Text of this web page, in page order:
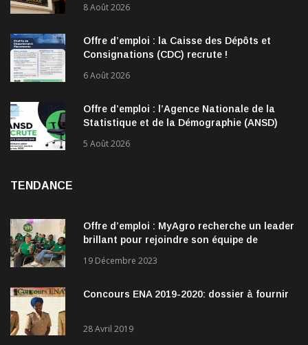
8 Août 2026
Offre d’emploi : la Caisse des Dépôts et
Consignations (CDC) recrute !
6 Août 2026
Offre d’emploi : l’Agence Nationale de la
Statistique et de la Démographie (ANSD)
5 Août 2026
TENDANCE
Offre d’emploi : MyAgro recherche un leader
brillant pour rejoindre son équipe de
19 Décembre 2023
Concours ENA 2019-2020: dossier à fournir
28 Avril 2019